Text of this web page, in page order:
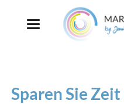
Sparen Sie